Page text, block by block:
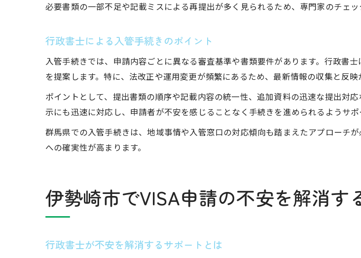
必要書類の一部不足や記載ミスによる再提出が多く見られるため、専門家のチェッ
行政書士による入管手続きのポイント
入管手続きでは、申請内容ごとに異なる審査基準や書類要件があります。行政書
を提案します。特に、法改正や運用変更が頻繁にあるため、最新情報の収集と反映
ポイントとして、提出書類の順序や記載内容の統一性、追加資料の迅速な提出対
示にも迅速に対応し、申請者が不安を感じることなく手続きを進められるようサポ
群馬県での入管手続きは、地域事情や入管窓口の対応傾向も踏まえたアプローチ
への確実性が高まります。
伊勢崎市でVISA申請の不安を解消す
行政書士が不安を解消するサポートとは